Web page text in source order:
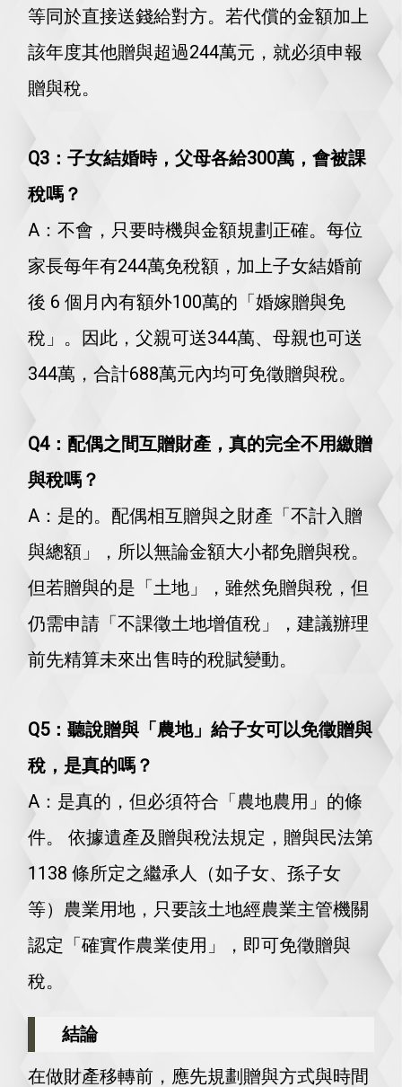
等同於直接送錢給對方。若代償的金額加上
該年度其他贈與超過244萬元，就必須申報
贈與稅。
Q3：子女結婚時，父母各給300萬，會被課
稅嗎？
A：不會，只要時機與金額規劃正確。每位
家長每年有244萬免稅額，加上子女結婚前
後 6 個月內有額外100萬的「婚嫁贈與免
稅」。因此，父親可送344萬、母親也可送
344萬，合計688萬元內均可免徵贈與稅。
Q4：配偶之間互贈財產，真的完全不用繳贈
與稅嗎？
A：是的。配偶相互贈與之財產「不計入贈
與總額」，所以無論金額大小都免贈與稅。
但若贈與的是「土地」，雖然免贈與稅，但
仍需申請「不課徵土地增值稅」，建議辦理
前先精算未來出售時的稅賦變動。
Q5：聽說贈與「農地」給子女可以免徵贈與
稅，是真的嗎？
A：是真的，但必須符合「農地農用」的條
件。 依據遺產及贈與稅法規定，贈與民法第
1138 條所定之繼承人（如子女、孫子女
等）農業用地，只要該土地經農業主管機關
認定「確實作農業使用」，即可免徵贈與
稅。
結論
在做財產移轉前，應先規劃贈與方式與時間